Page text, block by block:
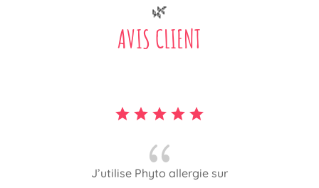
🌿
AVIS CLIENT
{
J’utilise Phyto allergie sur